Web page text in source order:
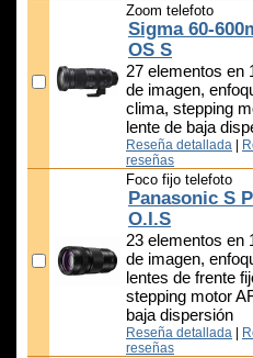
Zoom telefoto
Sigma 60-
OS S
27 elementos en
de imagen,
clima, stepping
lente de baja
Reseña detallada
reseñas
Foco fijo telefoto
Panasonic S
O.I.S
23 elementos en
de imagen,
lentes de frente
stepping motor
baja dispersión
Reseña detallada
reseñas